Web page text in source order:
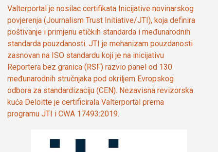
Valterportal je nosilac certifikata Inicijative novinarskog
povjerenja (Journalism Trust Initiative/JTI), koja definira
poštivanje i primjenu etičkih standarda i međunarodnih
standarda pouzdanosti. JTI je mehanizam pouzdanosti
zasnovan na ISO standardu koji je na inicijativu
Reportera bez granica (RSF) razvio panel od 130
međunarodnih stručnjaka pod okriljem Evropskog
odbora za standardizaciju (CEN). Nezavisna revizorska
kuća Deloitte je certificirala Valterportal prema
programu JTI i CWA 17493:2019.